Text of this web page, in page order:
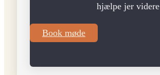
hjælpe jer videre
Book møde